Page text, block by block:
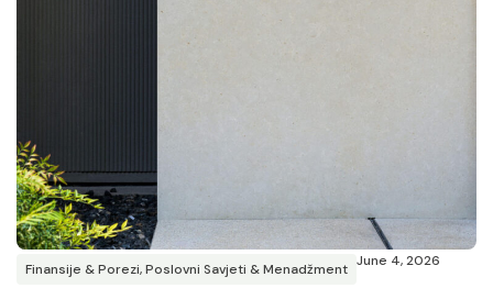
Finansije & Porezi,Poslovni Savjeti & Menadžment June 4, 2026